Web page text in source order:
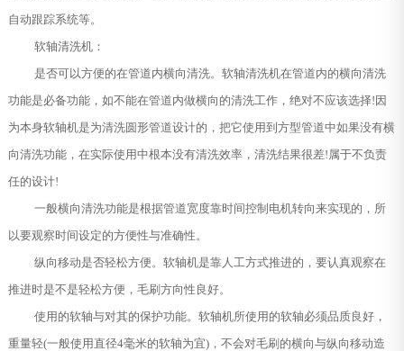
自动跟踪系统等。
软轴清洗机：
是否可以方便的在管道内横向清洗。软轴清洗机在管道内的横向清洗
功能是必备功能，如不能在管道内做横向的清洗工作，绝对不应该选择!因
为本身软轴机是为清洗圆形管道设计的，把它使用到方型管道中如果没有横
向清洗功能，在实际使用中根本没有清洗效率，清洗结果很差!属于不负责
任的设计!
一般横向清洗功能是根据管道宽度靠时间控制电机转向来实现的，所
以要观察时间设定的方便性与准确性。
纵向移动是否轻松方便。软轴机是靠人工方式推进的，要认真观察在
推进时是不是轻松方便，毛刷方向性良好。
使用的软轴与对其的保护功能。软轴机所使用的软轴必须品质良好，
重量轻(一般使用直径4毫米的软轴为宜)，不会对毛刷的横向与纵向移动造